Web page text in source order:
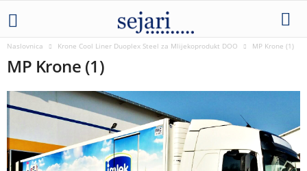
Naslovnica Krone Cool Liner Duoplex Steel za Mlijekoprodukt DOO MP Krone (1)
MP Krone (1)